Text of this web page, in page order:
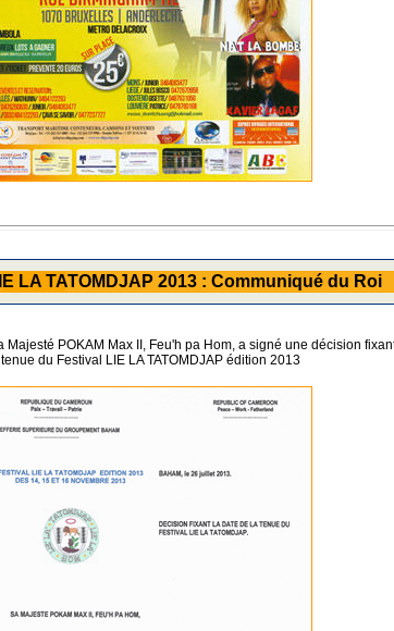
LA TATOMDJAP 2013 : Communiqué du Roi
Majesté POKAM Max II, Feu'h pa Hom, a signé une décision
tenue du Festival LIE LA TATOMDJAP édition 2013